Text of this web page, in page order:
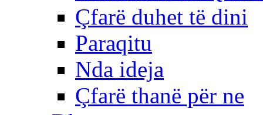
Çfarë duhet të dini
Paraqitu
Nda ideja
Çfarë thanë për ne